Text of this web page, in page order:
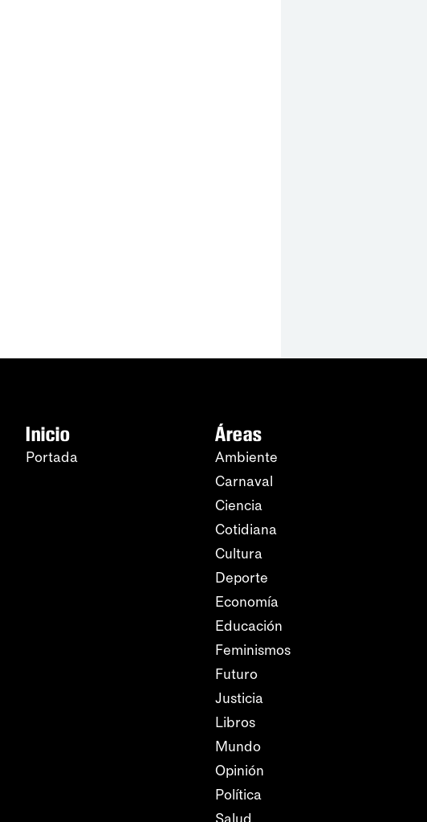
Inicio
Portada
Áreas
Ambiente
Carnaval
Ciencia
Cotidiana
Cultura
Deporte
Economía
Educación
Feminismos
Futuro
Justicia
Libros
Mundo
Opinión
Política